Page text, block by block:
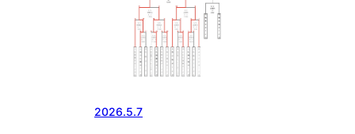
2026.5.7